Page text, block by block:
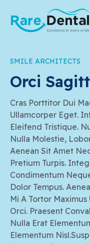
SMILE ARCHITECTS
Orci
Cras Porttitor Dui
Ullamcorper Eget.
Eleifend Tristique.
Nulla Molestie,
Aenean Sit Amet
Pretium Turpis.
Condimentum
Dolor Tempus.
Mi A Tortor
Orci. Praesent
Nulla Erat
Elementum